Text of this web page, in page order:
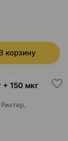
корзину
+ 150 мкг